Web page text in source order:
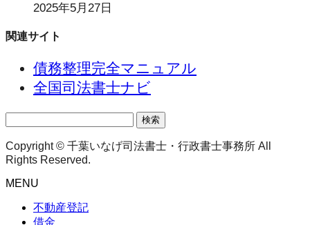
2025年5月27日
関連サイト
債務整理完全マニュアル
全国司法書士ナビ
Copyright © 千葉いなげ司法書士・行政書士事務所 All
Rights Reserved.
MENU
不動産登記
借金